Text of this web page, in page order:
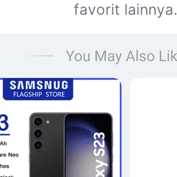
favorit lainnya.